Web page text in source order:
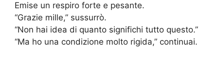
Emise un respiro forte e pesante.
“Grazie mille,” sussurrò.
“Non hai idea di quanto significhi tutto questo.”
“Ma ho una condizione molto rigida,” continuai.